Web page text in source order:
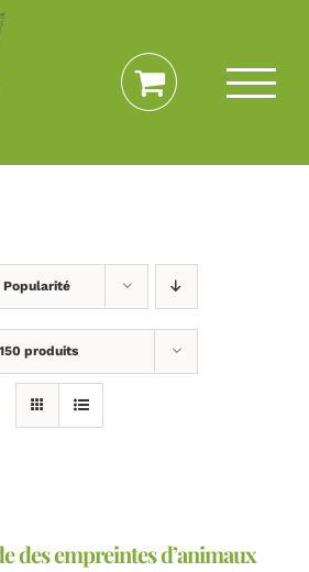
Popularité
150 produits
des empreintes d’animaux